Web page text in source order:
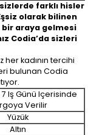
farklı hisler
olarak bilinen
bir araya gelmesi
Codia’da sizleri
kadının tercihi
bulunan Codia
7 Iş Günü Içerisinde
Verilir
Yüzük
Altın